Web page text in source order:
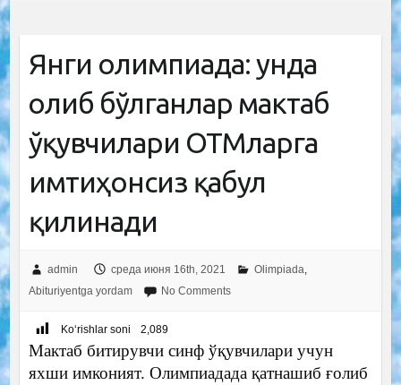
Янги олимпиада: унда
ғолиб бўлганлар мактаб
ўқувчилари ОТМларга
имтиҳонсиз қабул
қилинади
admin среда июня 16th, 2021 Olimpiada,
Abituriyentga yordam
No Comments
Ko‘rishlar soni 2,089
Мактаб битирувчи синф ўқувчилари учун
яхши имконият. Олимпиадада қатнашиб ғолиб